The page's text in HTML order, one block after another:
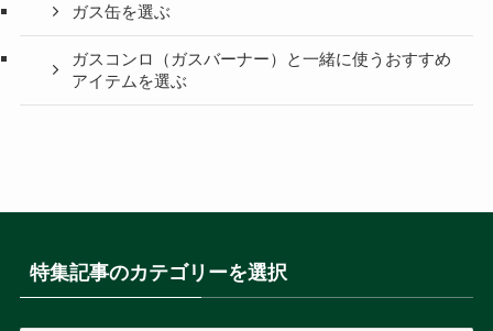
ガス缶を選ぶ
ガスコンロ（ガスバーナー）と一緒に使うおすすめ
アイテムを選ぶ
特集記事のカテゴリーを選択